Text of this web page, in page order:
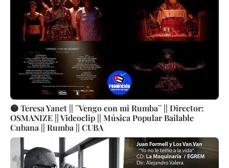
🟡 Teresa Yanet || ¨Vengo con mi Rumba¨ || Director:
OSMANIZE || Videoclip || Música Popular Bailable
Cubana || Rumba || CUBA